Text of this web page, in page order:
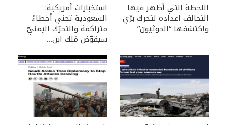
اللحظة التي أظهر فيها
التحالف اعداده لتحرك برّي
واكتشفها “الحوثيون”
استخبارات أمريكية:
السعودية تجني أخطاءً
متراكمة والتحرّك اليمنيّ
سيقوّض مُلك ابن…